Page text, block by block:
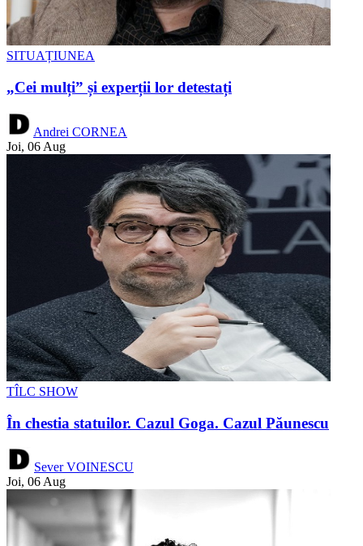
SITUAȚIUNEA
„Cei mulți” și experții lor detestați
Andrei CORNEA
Joi, 06 Aug
TÎLC SHOW
În chestia statuilor. Cazul Goga. Cazul Păunescu
Sever VOINESCU
Joi, 06 Aug